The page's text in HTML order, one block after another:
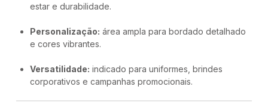
estar e durabilidade.
Personalização: área ampla para bordado detalhado
e cores vibrantes.
Versatilidade: indicado para uniformes, brindes
corporativos e campanhas promocionais.